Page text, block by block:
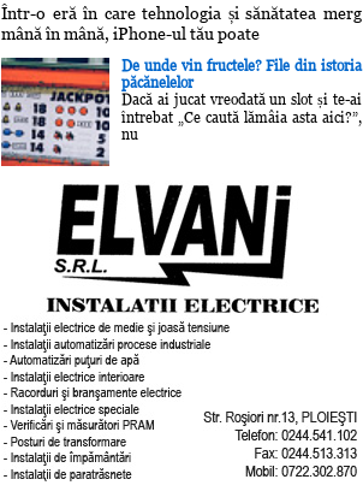
Într-o eră în care tehnologia și sănătatea merg
mână în mână, iPhone-ul tău poate
De unde vin fructele? File din istoria
păcănelelor
Dacă ai jucat vreodată un slot și te-ai
întrebat „Ce caută lămâia asta aici?”,
nu